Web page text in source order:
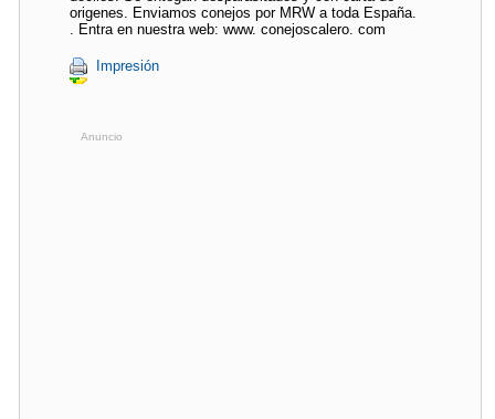
origenes. Enviamos conejos por MRW a toda España.
. Entra en nuestra web: www. conejoscalero. com
Impresión
Anuncio